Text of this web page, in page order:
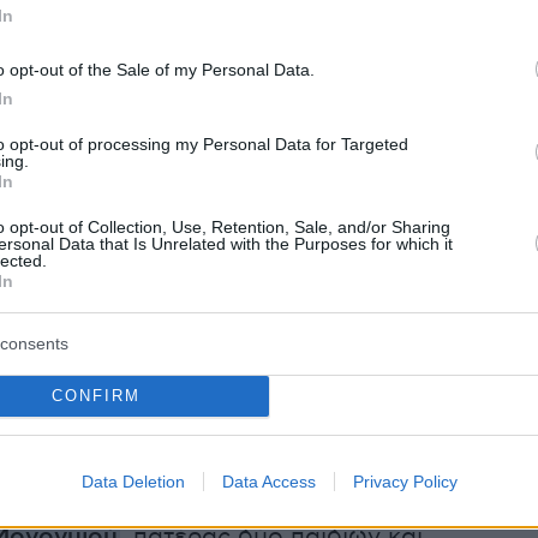
opt-out of the Sale of my Personal Data.
opt-out of processing my Personal Data for Targeted
opt-out of Collection, Use, Retention, Sale, and/or Sharing
Data that Is Unrelated with the Purposes for which it
CONFIRM
Data Deletion Data Access Privacy Policy
παιδί. Ο Τζώρτζης ήταν γίγαντας με
παιδιού… Δύσκολες στιγμές. Δεν θα
τα όσα ζήσαμε… Ο Θεούλης να αναπαύσει
σου. Κουράγιο στην οικογένειά σου»
ο Τζώρτζης Μονογυιός